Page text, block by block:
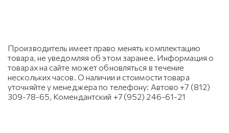
Производитель имеет право менять комплектацию
товара, не уведомляя об этом заранее. Информация о
товарах на сайте может обновляться в течение
нескольких часов. О наличии и стоимости товара
уточняйте у менеджера по телефону: Автово +7 (812)
309-78-65, Комендантский +7 (952) 246-61-21